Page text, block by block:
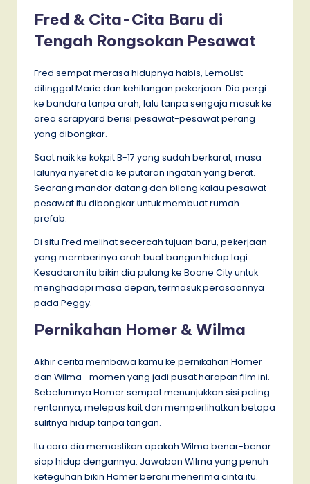
Fred & Cita-Cita Baru di
Tengah Rongsokan Pesawat
Fred sempat merasa hidupnya habis, LemoList—
ditinggal Marie dan kehilangan pekerjaan. Dia pergi
ke bandara tanpa arah, lalu tanpa sengaja masuk ke
area scrapyard berisi pesawat-pesawat perang
yang dibongkar.
Saat naik ke kokpit B-17 yang sudah berkarat, masa
lalunya nyeret dia ke putaran ingatan yang berat.
Seorang mandor datang dan bilang kalau pesawat-
pesawat itu dibongkar untuk membuat rumah
prefab.
Di situ Fred melihat secercah tujuan baru, pekerjaan
yang memberinya arah buat bangun hidup lagi.
Kesadaran itu bikin dia pulang ke Boone City untuk
menghadapi masa depan, termasuk perasaannya
pada Peggy.
Pernikahan Homer & Wilma
Akhir cerita membawa kamu ke pernikahan Homer
dan Wilma—momen yang jadi pusat harapan film ini.
Sebelumnya Homer sempat menunjukkan sisi paling
rentannya, melepas kait dan memperlihatkan betapa
sulitnya hidup tanpa tangan.
Itu cara dia memastikan apakah Wilma benar-benar
siap hidup dengannya. Jawaban Wilma yang penuh
keteguhan bikin Homer berani menerima cinta itu.